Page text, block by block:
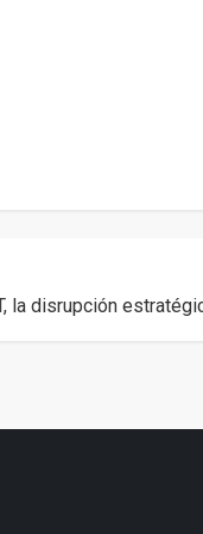
la disrupción